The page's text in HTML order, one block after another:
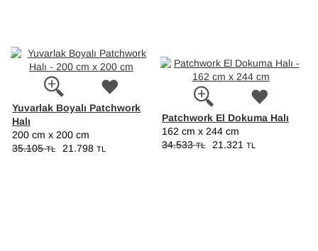
Yuvarlak Boyalı Patchwork
Halı
200 cm x 200 cm
35.105TL 21.798 TL
Patchwork El Dokuma Halı
162 cm x 244 cm
34.533TL 21.321 TL